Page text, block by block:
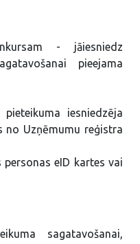
- jāiesniedz
pieejama
iesniedzēja
no Uzņēmumu reģistra
eID kartes vai
sagatavošanai,